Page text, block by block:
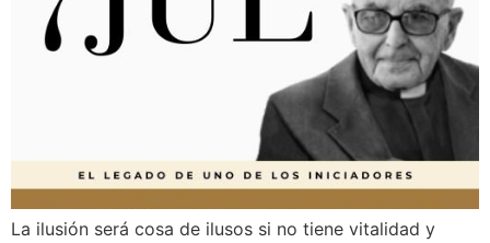
La ilusión será cosa de ilusos si no tiene vitalidad y